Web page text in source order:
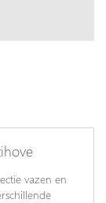
vazen en